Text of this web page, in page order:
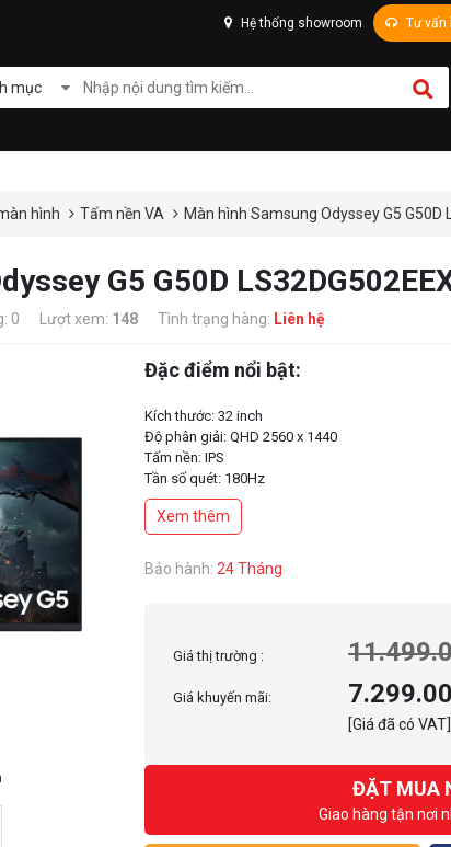
Hệ thống showroom Tư vấn
mục
hình Tấm nền VA Màn hình Samsung Odyssey G5
G5 G50D
0 Lượt xem: 148 Tình trạng hàng: Liên hệ
Đặc điểm nổi bật:
Kích thước: 32 inch
Độ phân giải: QHD 2560 x 1440
Tấm nền: IPS
Tần số quét: 180Hz
Độ trễ tín hiệu: 1ms
Độ sáng: 350 nits
Tương thích VESA: 100x100mm
Xem thêm
Bảo hành: 24 Tháng
Giá thị trường :
Giá khuyến mãi:
[Giá đã có VAT]
ĐẶT MUA
Giao hàng tận nơi